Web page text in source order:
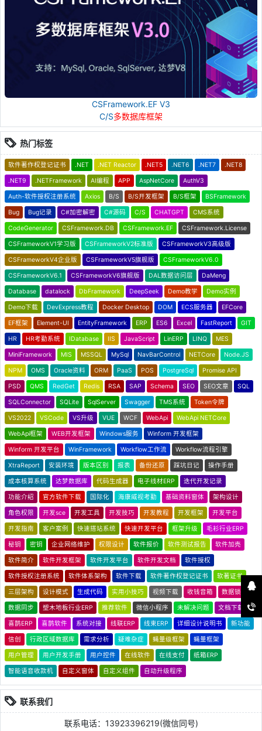
CSFramework.EF V3
C/S多数据库框架
热门标签
软件著作权登记证书 .NET .NET Reactor .NET5 .NET6 .NET7 .NET8
.NET9 .NETFramework AI编程 APP AspNetCore AuthV3
Auth-软件授权注册系统 Axios B/S B/S开发框架 B/S框架 BSFramework
Bug Bug记录 C#加密解密 C#源码 C/S CHATGPT CMS系统
CodeGenerator CSFramework.DB CSFramework.EF CSFramework.License
CSFrameworkV1学习版 CSFrameworkV2标准版 CSFrameworkV3高级版
CSFrameworkV4企业版 CSFrameworkV5旗舰版 CSFrameworkV6.0
CSFrameworkV6.1 CSFrameworkV6旗舰版 DAL数据访问层 DaMeng
Database datalock DbFramework DeepSeek Demo教学 Demo实例
Demo下载 DevExpress教程 Docker Desktop DOM ECS服务器 EFCore
EF框架 Element-UI EntityFramework ERP ES6 Excel FastReport GIT
HR HR考勤系统 IDatabase IIS JavaScript LinERP LINQ MES
MiniFramework MIS MSSQL MySql NavBarControl NETCore Node.JS
NPM OMS Oracle资料 ORM PaaS POS PostgreSql Promise API
PSD QMS RedGet Redis RSA SAP Schema SEO SEO文章 SQL
SQLConnector SQLite SqlServer Swagger TMS系统 Token令牌
VS2022 VSCode VS升级 VUE WCF WebApi WebApi NETCore
WebApi框架 WEB开发框架 Windows服务 Winform 开发框架
Winform 开发平台 WinFramework Workflow工作流 Workflow流程引擎
XtraReport 安装环境 版本区别 报表 备份还原 踩坑日记 操作手册
成本核算系统 达梦数据库 代码生成器 电子线材ERP 迭代开发记录
功能介绍 官方软件下载 国际化 海康威视考勤 基础资料窗体 架构设计
角色权限 开发sce 开发工具 开发技巧 开发教程 开发框架 开发平台
开发指南 客户案例 快速搭站系统 快速开发平台 框架升级 毛衫行业ERP
秘钥 密钥 企业网络维护 权限设计 软件报价 软件测试报告 软件加壳
软件简介 软件开发框架 软件开发平台 软件开发文档 软件授权
软件授权注册系统 软件体系架构 软件下载 软件著作权登记证书 软著证书
三层架构 设计模式 生成代码 实用小技巧 视频下载 收钱音箱 数据锁
数据同步 塑木地板行业ERP 推荐软件 微信小程序 未解决问题 文档下载
喜鹊ERP 喜鹊软件 系统对接 线联ERP 线束ERP 详细设计说明书 新功能
信创 行政区域数据库 需求分析 疑难杂症 蝇量级框架 蝇量框架
用户管理 用户开发手册 用户控件 在线软件 在线支付 纸箱ERP
智能语音收款机 自定义窗体 自定义组件 自动升级程序
联系我们
联系电话：13923396219(微信同号)